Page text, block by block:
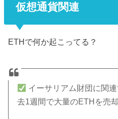
仮想通貨関連
ETHで何か起こってる？
イーサリアム財団に関
去1週間で大量のETHを売却